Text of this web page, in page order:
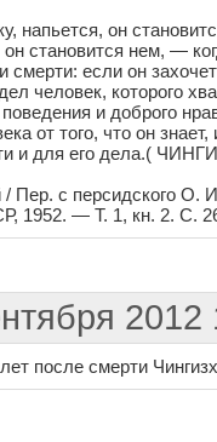
напьется, он
становится нем, —
смерти: если он
человек, которого
поведения и доброго
от того, что он
и для его дела.(
/ Пер. с персидского
1952. — Т. 1, кн. 2. С.
2012
после смерти